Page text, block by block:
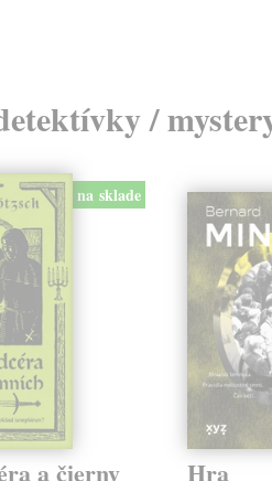
/
na sklade
a čierny Hra